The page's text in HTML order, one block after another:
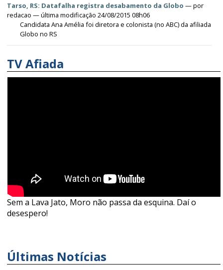
Tarso, RS: Datafalha registra desabamento da Globo —por
redacao — última modificação 24/08/2015 08h06
Candidata Ana Amélia foi diretora e colonista (no ABC) da afiliada
Globo no RS
TV Afiada
Sem a Lava Jato, Moro não passa da esquina. Daí o
desespero!
Últimas Notícias